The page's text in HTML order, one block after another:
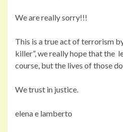
We are really sorry!!!
This is a true act of terrorism
killer”, we really hope that the
course, but the lives of those
We trust in justice.
elena e lamberto